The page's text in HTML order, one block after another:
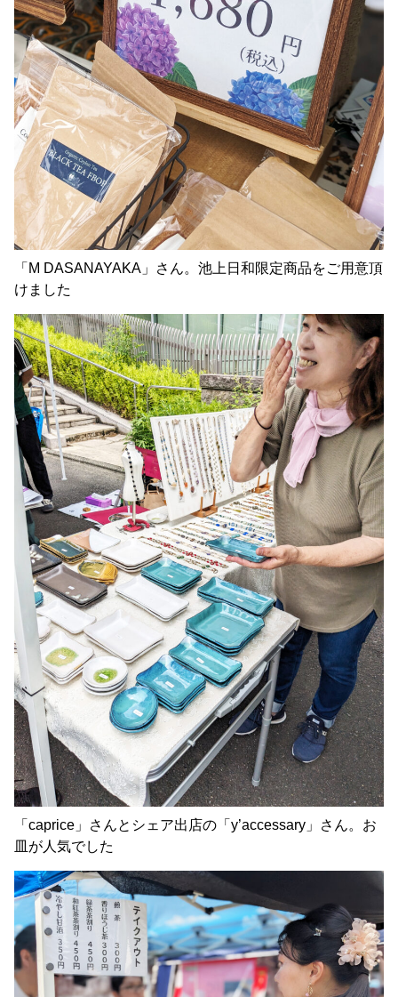
「M DASANAYAKA」さん。池上日和限定商品をご用意頂
けました
「caprice」さんとシェア出店の「y’accessary」さん。お
皿が人気でした